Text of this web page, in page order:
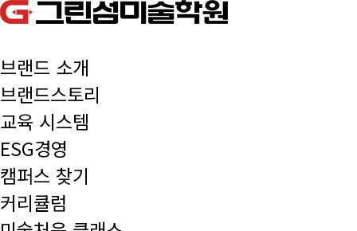
브랜드 소개
브랜드스토리
교육 시스템
ESG경영
캠퍼스 찾기
커리큘럼